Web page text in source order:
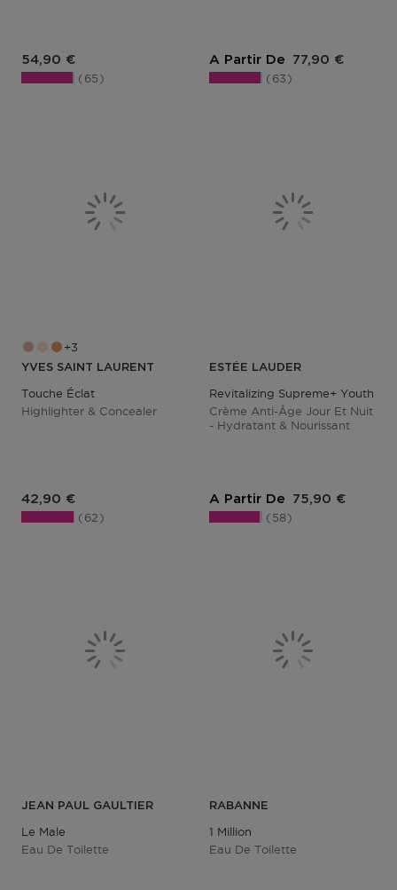
Prix du produit
54,90 €
65
A Partir De Prix du produit
77,90 €
63
3
YVES SAINT LAURENT
Touche Éclat
Highlighter & Concealer
Prix du produit
42,90 €
62
ESTÉE LAUDER
Revitalizing Supreme+ Youth
Crème Anti-Âge Jour Et Nuit
- Hydratant & Nourissant
A Partir De Prix du produit
75,90 €
58
JEAN PAUL GAULTIER
Le Male
Eau De Toilette
RABANNE
1 Million
Eau De Toilette